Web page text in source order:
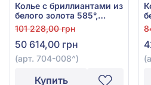
Колье с бриллиантами из
белого золота 585°,
Бриллиант 0,11ct, арт.
704-008
101 228,00 грн
50 614,00 грн
(арт. 704-008^)
Купить